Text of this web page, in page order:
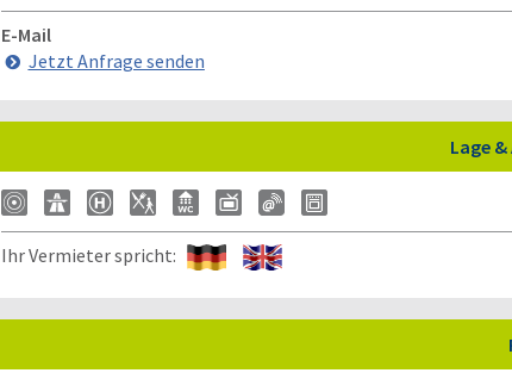
E-Mail
Jetzt Anfrage senden
Lage
Ihr Vermieter spricht: